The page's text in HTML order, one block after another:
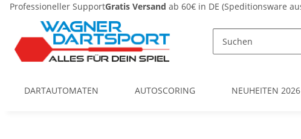
Professioneller SupportGratis Versand ab 60€ in DE (Speditionsware
DARTAUTOMATEN AUTOSCORING NEUHEITEN 2026